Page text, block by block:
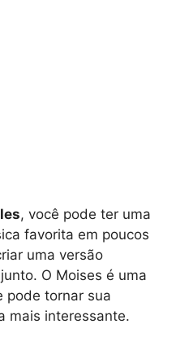
, você pode ter uma
favorita em poucos
uma versão
O Moises é uma
pode tornar sua
mais interessante.